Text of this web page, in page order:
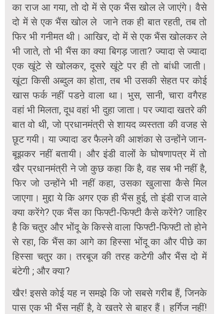
का राज आ गया, तो दो में से एक भैंस खोल ले जाएंगे। वैसे
दो में से एक भैंस खोल ले जाने तक ही बात रहती, तब तो
फिर भी गनीमत थी। आखिर, दो में से एक भैंस खोलकर ले
भी जाते, तो भी भैंस का क्या बिगड़ जाता? ज्यादा से ज्यादा
एक खूंटे से खोलकर, दूसरे खूंटे पर ही तो बांधी जाती।
खूंटा किसी अब्दुल का होता, तब भी उसकी सेहत पर कोई
खास फर्क नहीं पडऩे वाला था। भुस, सानी, चारा वगैरह
वहां भी मिलता, दूध वहां भी दुहा जाता। पर ज्यादा खतरे की
बात वो थी, जो प्रधानमंत्री से शायद व्यस्तता की वजह से
छूट गयी। या ज्यादा डर फैलने की आशंका से उन्होंने जान-
बूझकर नहीं बतायी। और इंडी वालों के घोषणापत्र में तो
खैर प्रधानमंत्री ने जो कुछ कहा कि है, वह सब भी नहीं है,
फिर जो उन्होंने भी नहीं कहा, उसका खुलासा कैसे मिल
जाएगा। मुद्दा ये कि अगर एक ही भैंस हुई, तो इंडी राज वाले
क्या करेंगे? एक भैंस का फिफ्टी-फिफ्टी कैसे करेंगे? जाहिर
है कि चतुर और भोंदू के किस्से वाला फिफ्टी-फिफ्टी तो होने
से रहा, कि भैंस का आगे का हिस्सा भोंदू का और पीछे का
हिस्सा चतुर का। तरबूज की तरह कटेगी और भैंस दो में
बंटेगी ; और क्या?
खैर! इससे कोई यह न समझे कि जो सबसे गरीब हैं, जिनके
पास एक भी भैंस नहीं है, वे खतरे से बाहर हैं। हर्गिज नहीं!